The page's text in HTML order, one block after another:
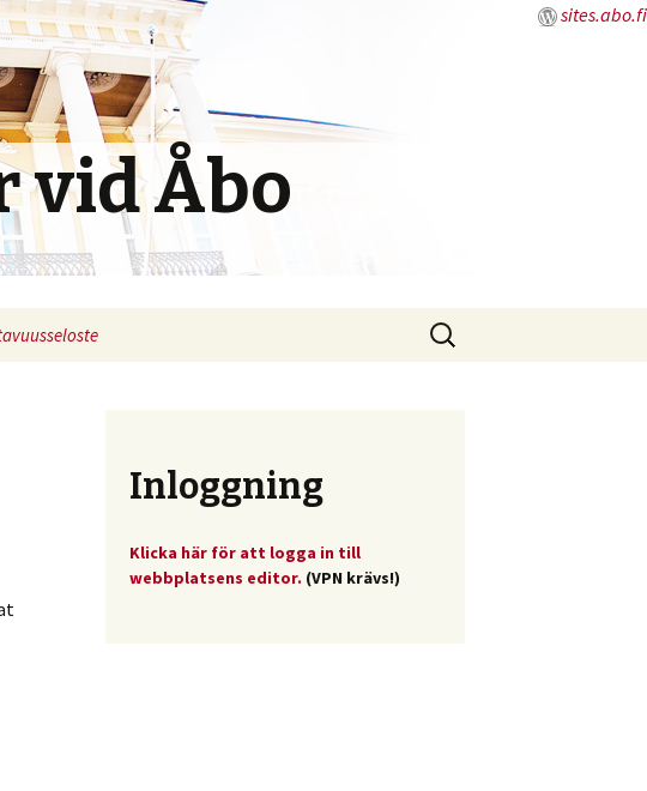
sites.abo.fi
vid Åbo
Sök
efter:
Inloggning
Klicka här för att logga in till
webbplatsens editor. (VPN krävs!)